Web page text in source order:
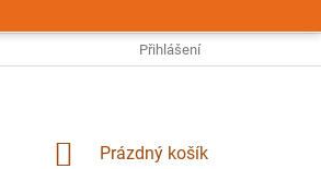
PODMÍNKY OCHRANY OSOBNÍCH ÚDAJŮ
Přihlášení
NÁKUPNÍ
Prázdný košík